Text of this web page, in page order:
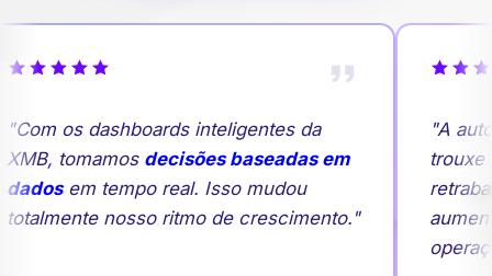
os dashboards inteligentes da
tomamosdecisões baseadas em
em tempo real. Isso mudou
nosso ritmo de crescimento."
"A
trouxe